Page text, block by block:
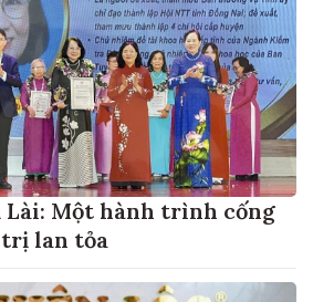
Lài: Một hành trình cống
lan tỏa